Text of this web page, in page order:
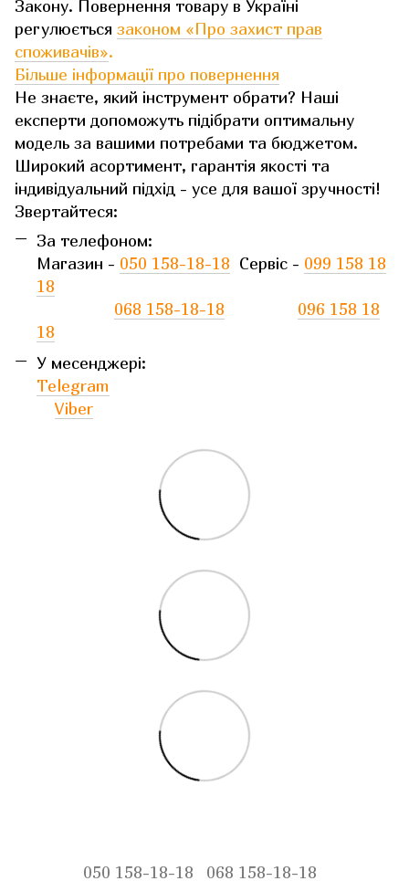
Закону. Повернення товару в Україні
регулюється законом «Про захист прав
споживачів».
Більше інформації про повернення
Не знаєте, який інструмент обрати? Наші
експерти допоможуть підібрати оптимальну
модель за вашими потребами та бюджетом.
Широкий асортимент, гарантія якості та
індивідуальний підхід - усе для вашої зручності!
Звертайтеся:
За телефоном:
Магазин - 050 158-18-18 Сервіс - 099 158 18
18
068 158-18-18
096 158 18
18
У месенджері:
Telegram
Viber
050 158-18-18 068 158-18-18